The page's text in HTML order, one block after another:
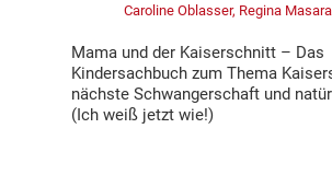
Caroline Oblasser, Regina
Mama und der Kaiserschnitt – Das
Kindersachbuch zum Thema
nächste Schwangerschaft und
(Ich weiß jetzt wie!)